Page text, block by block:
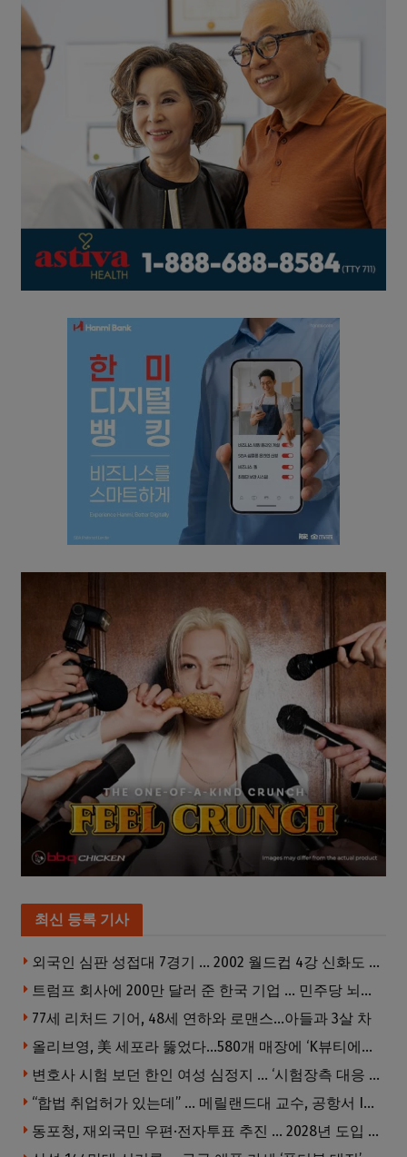
최신 등록 기사
외국인 심판 성접대 7경기 … 2002 월드컵 4강 신화도 흔들
트럼프 회사에 200만 달러 준 한국 기업 … 민주당 뇌물의혹 조사
77세 리처드 기어, 48세 연하와 로맨스…아들과 3살 차
올리브영, 美 세포라 뚫었다…580개 매장에 ‘K뷰티에딧’ 론칭
변호사 시험 보던 한인 여성 심정지 … ‘시험장측 대응 부적절’ 소송
“합법 취업허가 있는데” … 메릴랜드대 교수, 공항서 ICE에 체포, 구금 중
동포청, 재외국민 우편·전자투표 추진 … 2028년 도입 목표